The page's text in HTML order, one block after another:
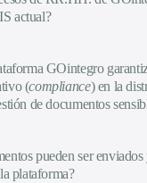
actual?
GOintegro
(compliance) en la
de documentos
pueden ser
plataforma?